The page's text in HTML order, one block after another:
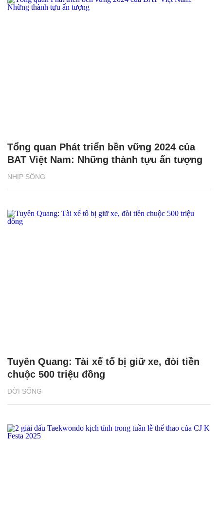
NHỊP SỐNG
Tổng quan Phát triển bền vững 2024 của
BAT Việt Nam: Những thành tựu ấn tượng
ĐỜI SỐNG
Tuyên Quang: Tài xế tố bị giữ xe, đòi tiền
chuộc 500 triệu đồng